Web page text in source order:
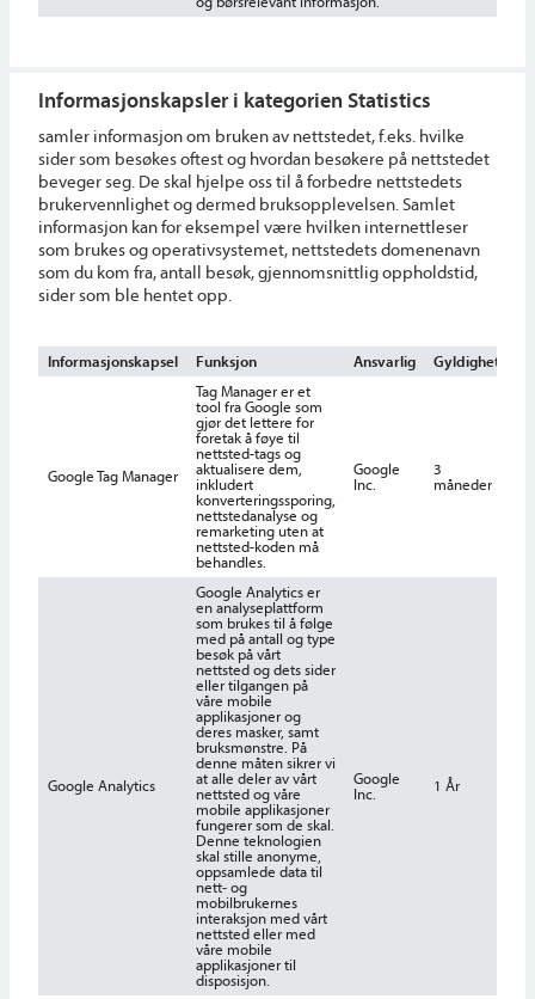
Informasjonskapsler i kategorien Statistics
samler informasjon om bruken av nettstedet, f.eks. hvilke
sider som besøkes oftest og hvordan besøkere på nettstedet
beveger seg. De skal hjelpe oss til å forbedre nettstedets
brukervennlighet og dermed bruksopplevelsen. Samlet
informasjon kan for eksempel være hvilken internettleser
som brukes og operativsystemet, nettstedets domenenavn
som du kom fra, antall besøk, gjennomsnittlig oppholdstid,
sider som ble hentet opp.
Informasjonskapsel Funksjon Ansvarlig Gyldighet
Google Tag Manager
Tag Manager er et
tool fra Google som
gjør det lettere for
foretak å føye til
nettsted-tags og
aktualisere dem,
inkludert
konverteringssporing,
nettstedanalyse og
remarketing uten at
nettsted-koden må
behandles.
Google
Inc.
3
måneder
Google Analytics
Google Analytics er
en analyseplattform
som brukes til å følge
med på antall og type
besøk på vårt
nettsted og dets sider
eller tilgangen på
våre mobile
applikasjoner og
deres masker, samt
bruksmønstre. På
denne måten sikrer vi
at alle deler av vårt
nettsted og våre
mobile applikasjoner
fungerer som de skal.
Denne teknologien
skal stille anonyme,
oppsamlede data til
nett- og
mobilbrukernes
interaksjon med vårt
nettsted eller med
våre mobile
applikasjoner til
disposisjon.
Google
Inc.
1 År